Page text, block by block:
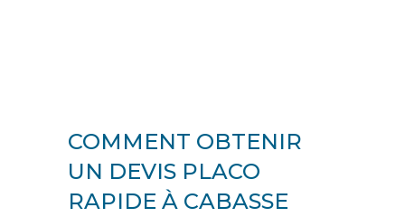
COMMENT OBTENIR
UN DEVIS PLACO
RAPIDE À CABASSE